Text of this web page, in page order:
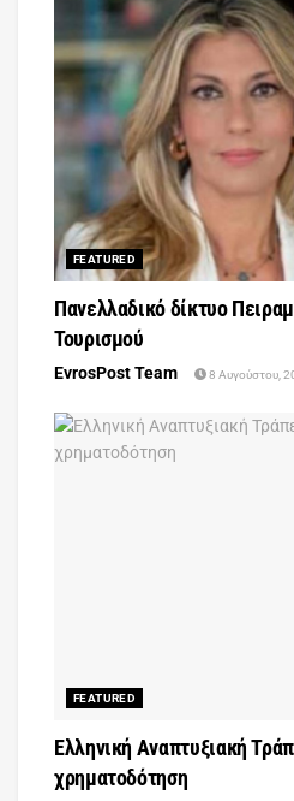
FEATURED
Πανελλαδικό δίκτυο
Τουρισμού
EvrosPost Team 8 Αυγούστου,
FEATURED
Ελληνική Αναπτυξιακή
χρηματοδότηση